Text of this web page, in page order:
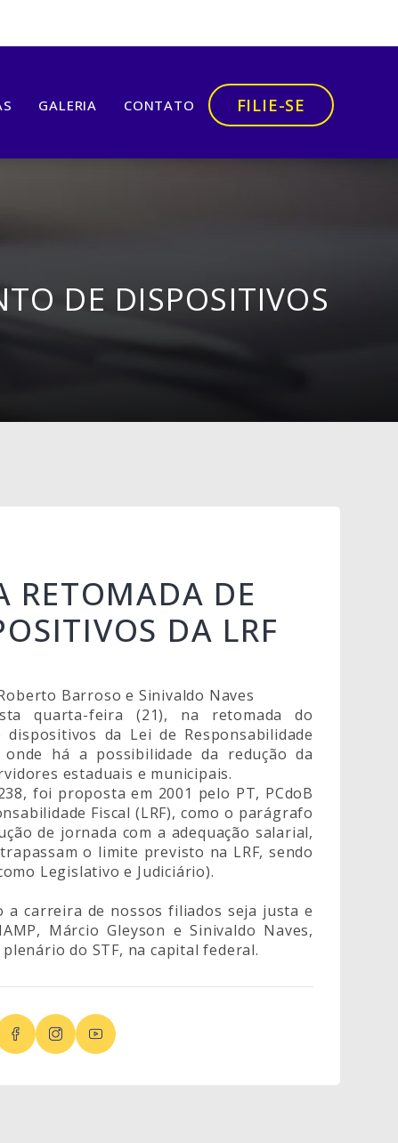
GALERIA CONTATO FILIE-SE
DE DISPOSITIVOS
RETOMADA DE
DA LRF
Barroso e Sinivaldo Naves
quarta-feira (21), na retomada do
da Lei de Responsabilidade
há a possibilidade da redução da
estaduais e municipais.
foi proposta em 2001 pelo PT, PCdoB
Fiscal (LRF), como o parágrafo
de jornada com a adequação salarial,
o limite previsto na LRF, sendo
Legislativo e Judiciário).
a carreira de nossos filiados seja justa e
Márcio Gleyson e Sinivaldo Naves,
do STF, na capital federal.